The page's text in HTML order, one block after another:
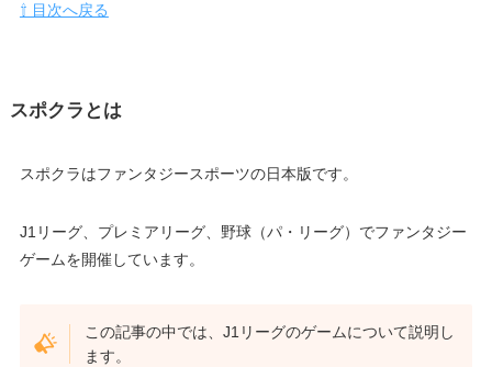
⇧ 目次へ戻る
スポクラとは
スポクラはファンタジースポーツの日本版です。
J1リーグ、プレミアリーグ、野球（パ・リーグ）でファンタジー
ゲームを開催しています。
この記事の中では、J1リーグのゲームについて説明し
ます。